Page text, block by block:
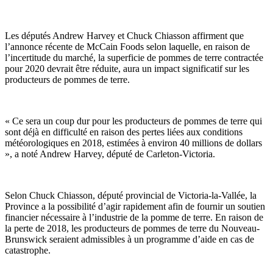
Les députés Andrew Harvey et Chuck Chiasson affirment que
l’annonce récente de McCain Foods selon laquelle, en raison de
l’incertitude du marché, la superficie de pommes de terre contractée
pour 2020 devrait être réduite, aura un impact significatif sur les
producteurs de pommes de terre.
« Ce sera un coup dur pour les producteurs de pommes de terre qui
sont déjà en difficulté en raison des pertes liées aux conditions
météorologiques en 2018, estimées à environ 40 millions de dollars
», a noté Andrew Harvey, député de Carleton-Victoria.
Selon Chuck Chiasson, député provincial de Victoria-la-Vallée, la
Province a la possibilité d’agir rapidement afin de fournir un soutien
financier nécessaire à l’industrie de la pomme de terre. En raison de
la perte de 2018, les producteurs de pommes de terre du Nouveau-
Brunswick seraient admissibles à un programme d’aide en cas de
catastrophe.